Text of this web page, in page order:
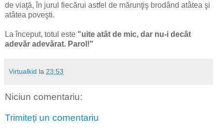
de viaţă, în jurul fiecărui astfel de mărunţiş brodând atâtea şi
atâtea poveşti.
La început, totul este "uite atât de mic, dar nu-i decât
adevăr adevărat. Parol!"
Virtualkid la 23:53
Niciun comentariu:
Trimiteți un comentariu